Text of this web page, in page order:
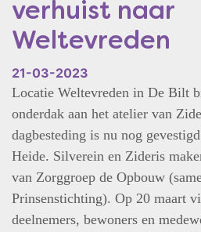
verhuist naar
Weltevreden
21-03-2023
Locatie Weltevreden in De Bilt
onderdak aan het atelier van
dagbesteding is nu nog
Heide. Silverein en Zideris
van Zorggroep de Opbouw
Prinsenstichting). Op 20 maart
deelnemers, bewoners en